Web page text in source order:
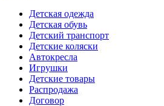
Детская одежда
Детская обувь
Детский транспорт
Детские коляски
Автокресла
Игрушки
Детские товары
Распродажа
Договор